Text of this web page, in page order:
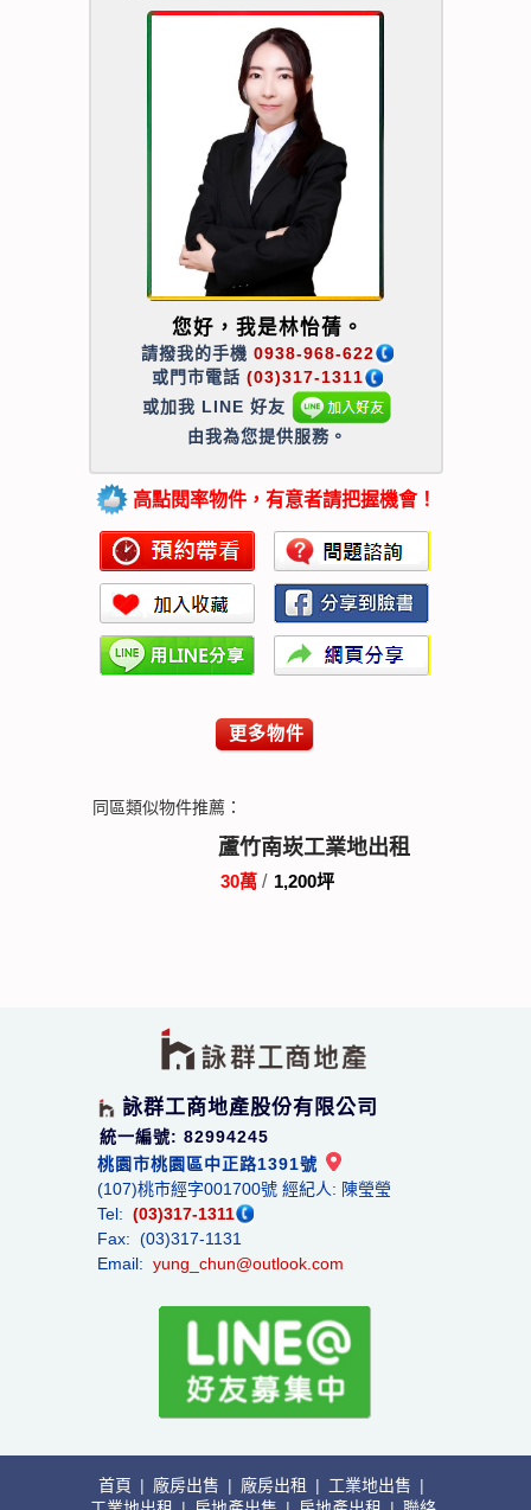
您好，我是林怡蒨。
請撥我的手機 0938-968-622
或門市電話 (03)317-1311
或加我 LINE 好友
由我為您提供服務。
高點閱率物件，有意者請把握機會！
更多物件
同區類似物件推薦：
蘆竹南崁工業地出租
30萬 / 1,200坪
詠群工商地產股份有限公司
統一編號: 82994245
桃園市桃園區中正路1391號
(107)桃市經字001700號 經紀人: 陳瑩瑩
Tel: (03)317-1311
Fax: (03)317-1131
Email: yung_chun@outlook.com
首頁 | 廠房出售 | 廠房出租 | 工業地出售 |